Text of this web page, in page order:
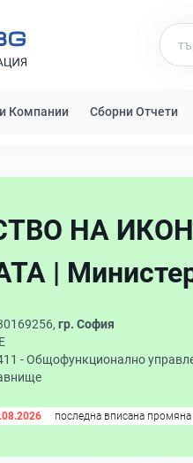
Компании Сборни Отчети
НА
|
гр. София
-Общофункционално
последна вписана промяна